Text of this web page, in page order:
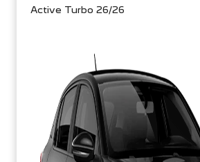
Active Turbo 26/26